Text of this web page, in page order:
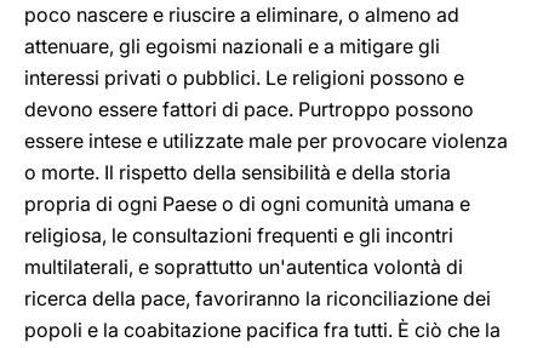
poco nascere e riuscire a eliminare, o almeno ad
attenuare, gli egoismi nazionali e a mitigare gli
interessi privati o pubblici. Le religioni possono e
devono essere fattori di pace. Purtroppo possono
essere intese e utilizzate male per provocare violenza
o morte. Il rispetto della sensibilità e della storia
propria di ogni Paese o di ogni comunità umana e
religiosa, le consultazioni frequenti e gli incontri
multilaterali, e soprattutto un'autentica volontà di
ricerca della pace, favoriranno la riconciliazione dei
popoli e la coabitazione pacifica fra tutti. È ciò che la